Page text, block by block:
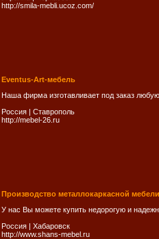
http://smila-mebli.ucoz.com/
Eventus-Art-мебель
Наша фирма изготавливает под заказ
Россия | Ставрополь
http://mebel-26.ru
Производство металлокаркасной мебели
У нас Вы можете купить недорогую и
Россия | Хабаровск
http://www.shans-mebel.ru